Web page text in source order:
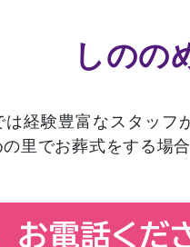
しのの
は経験豊富なスタッフ
里でお葬式をする場